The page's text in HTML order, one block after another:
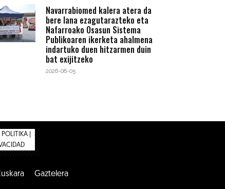
Navarrabiomed kalera atera da
bere lana ezagutarazteko eta
Nafarroako Osasun Sistema
Publikoaren ikerketa ahalmena
indartuko duen hitzarmen duin
bat exijitzeko
2026-08-05
|
Gaztelera